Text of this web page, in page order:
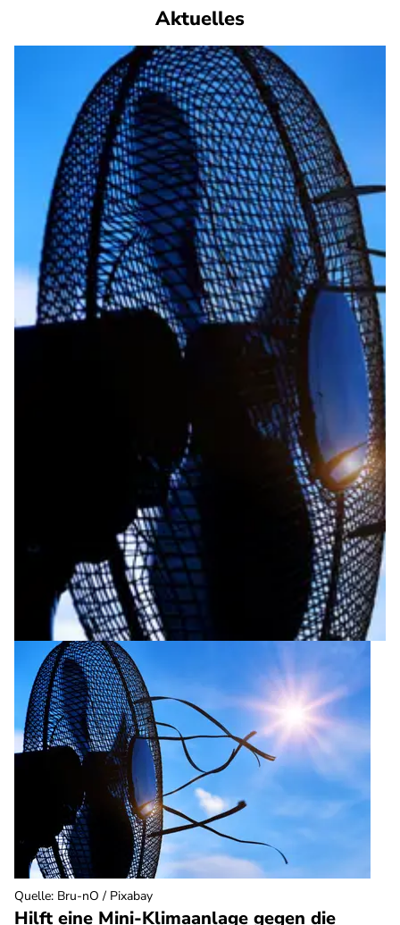
Aktuelles
Hilft eine Mini-Klimaanlage gegen die
Quelle: Bru-nO / Pixabay